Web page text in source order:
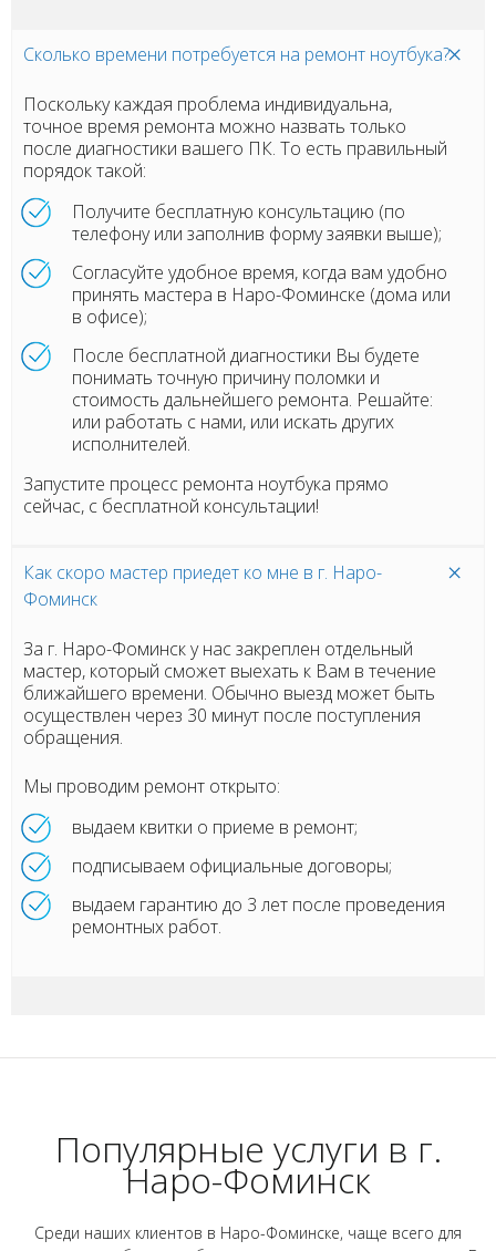
Сколько времени потребуется на ремонт ноутбука?
Поскольку каждая проблема индивидуальна,
точное время ремонта можно назвать только
после диагностики вашего ПК. То есть правильный
порядок такой:
Получите бесплатную консультацию (по
телефону или заполнив форму заявки выше);
Согласуйте удобное время, когда вам удобно
принять мастера в Наро-Фоминске (дома или
в офисе);
После бесплатной диагностики Вы будете
понимать точную причину поломки и
стоимость дальнейшего ремонта. Решайте:
или работать с нами, или искать других
исполнителей.
Запустите процесс ремонта ноутбука прямо
сейчас, с бесплатной консультации!
Как скоро мастер приедет ко мне в г. Наро-
Фоминск
За г. Наро-Фоминск у нас закреплен отдельный
мастер, который сможет выехать к Вам в течение
ближайшего времени. Обычно выезд может быть
осуществлен через 30 минут после поступления
обращения.
Мы проводим ремонт открыто:
выдаем квитки о приеме в ремонт;
подписываем официальные договоры;
выдаем гарантию до 3 лет после проведения
ремонтных работ.
Популярные услуги в г.
Наро-Фоминск
Среди наших клиентов в Наро-Фоминске, чаще всего для